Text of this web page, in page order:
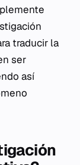
traducir la
ser
así